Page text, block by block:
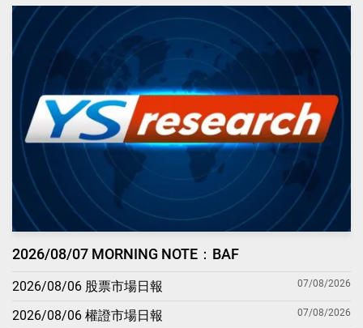
2026/08/07 MORNING NOTE：BAF
2026/08/06 股票市場日報 07/08/2026
2026/08/06 權證市場日報 07/08/2026